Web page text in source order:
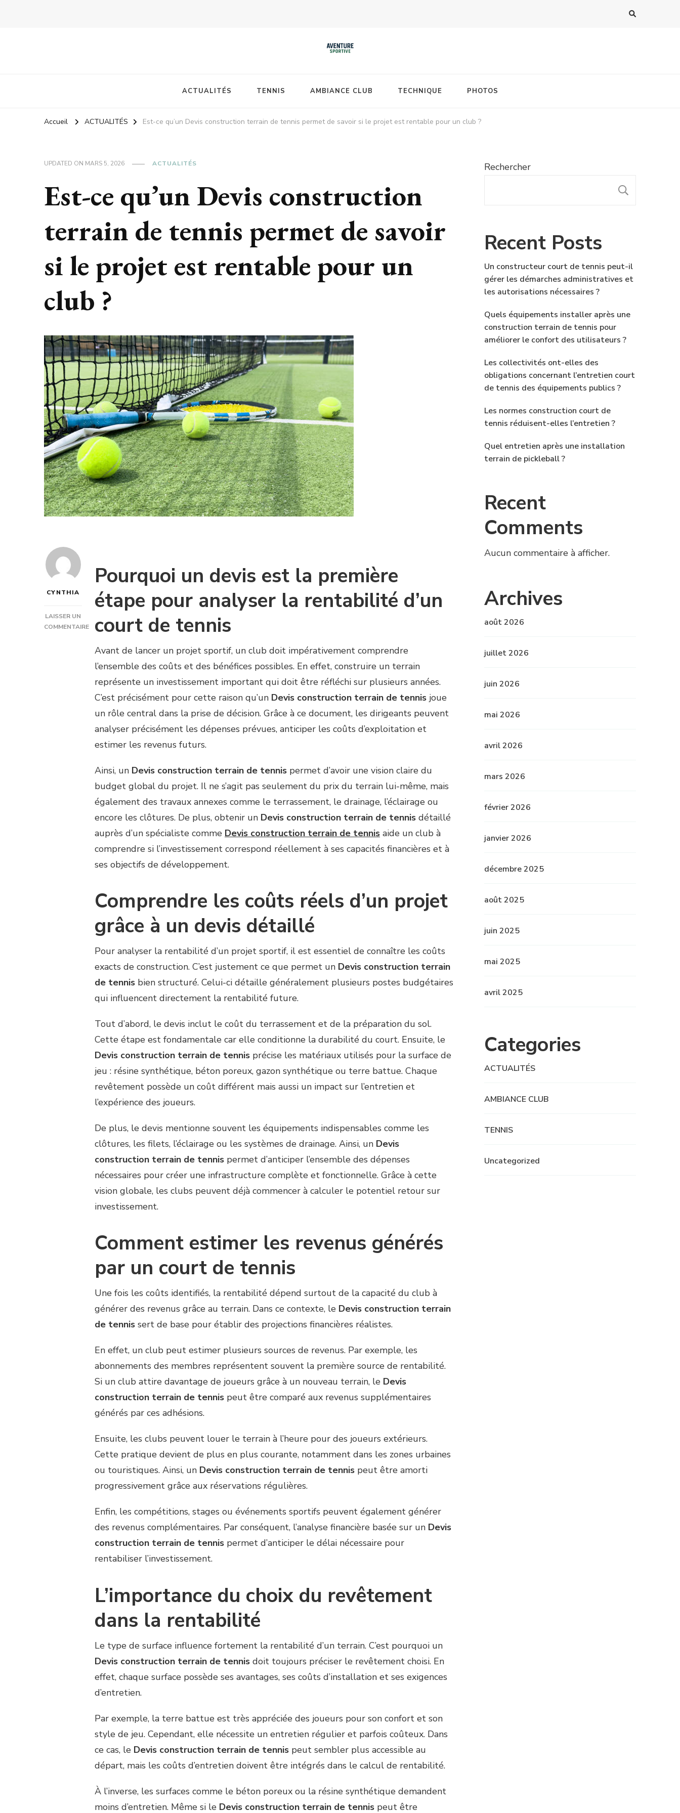
ACTUALITÉS TENNIS AMBIANCE CLUB TECHNIQUE PHOTOS
Accueil ACTUALITÉS Est-ce qu’un Devis construction terrain de tennis permet de savoir si le projet est rentable pour un club ?
UPDATED ON MARS 5, 2026 ACTUALITÉS
Est-ce qu’un Devis construction
terrain de tennis permet de savoir
si le projet est rentable pour un
club ?
CYNTHIA
LAISSER UN
COMMENTAIRE
Pourquoi un devis est la première
étape pour analyser la rentabilité d’un
court de tennis
Avant de lancer un projet sportif, un club doit impérativement comprendre
l’ensemble des coûts et des bénéfices possibles. En effet, construire un terrain
représente un investissement important qui doit être réfléchi sur plusieurs années.
C’est précisément pour cette raison qu’un Devis construction terrain de tennis joue
un rôle central dans la prise de décision. Grâce à ce document, les dirigeants peuvent
analyser précisément les dépenses prévues, anticiper les coûts d’exploitation et
estimer les revenus futurs.
Ainsi, un Devis construction terrain de tennis permet d’avoir une vision claire du
budget global du projet. Il ne s’agit pas seulement du prix du terrain lui-même, mais
également des travaux annexes comme le terrassement, le drainage, l’éclairage ou
encore les clôtures. De plus, obtenir un Devis construction terrain de tennis détaillé
auprès d’un spécialiste comme Devis construction terrain de tennis aide un club à
comprendre si l’investissement correspond réellement à ses capacités financières et à
ses objectifs de développement.
Comprendre les coûts réels d’un projet
grâce à un devis détaillé
Pour analyser la rentabilité d’un projet sportif, il est essentiel de connaître les coûts
exacts de construction. C’est justement ce que permet un Devis construction terrain
de tennis bien structuré. Celui-ci détaille généralement plusieurs postes budgétaires
qui influencent directement la rentabilité future.
Tout d’abord, le devis inclut le coût du terrassement et de la préparation du sol.
Cette étape est fondamentale car elle conditionne la durabilité du court. Ensuite, le
Devis construction terrain de tennis précise les matériaux utilisés pour la surface de
jeu : résine synthétique, béton poreux, gazon synthétique ou terre battue. Chaque
revêtement possède un coût différent mais aussi un impact sur l’entretien et
l’expérience des joueurs.
De plus, le devis mentionne souvent les équipements indispensables comme les
clôtures, les filets, l’éclairage ou les systèmes de drainage. Ainsi, un Devis
construction terrain de tennis permet d’anticiper l’ensemble des dépenses
nécessaires pour créer une infrastructure complète et fonctionnelle. Grâce à cette
vision globale, les clubs peuvent déjà commencer à calculer le potentiel retour sur
investissement.
Comment estimer les revenus générés
par un court de tennis
Une fois les coûts identifiés, la rentabilité dépend surtout de la capacité du club à
générer des revenus grâce au terrain. Dans ce contexte, le Devis construction terrain
de tennis sert de base pour établir des projections financières réalistes.
En effet, un club peut estimer plusieurs sources de revenus. Par exemple, les
abonnements des membres représentent souvent la première source de rentabilité.
Si un club attire davantage de joueurs grâce à un nouveau terrain, le Devis
construction terrain de tennis peut être comparé aux revenus supplémentaires
générés par ces adhésions.
Ensuite, les clubs peuvent louer le terrain à l’heure pour des joueurs extérieurs.
Cette pratique devient de plus en plus courante, notamment dans les zones urbaines
ou touristiques. Ainsi, un Devis construction terrain de tennis peut être amorti
progressivement grâce aux réservations régulières.
Enfin, les compétitions, stages ou événements sportifs peuvent également générer
des revenus complémentaires. Par conséquent, l’analyse financière basée sur un Devis
construction terrain de tennis permet d’anticiper le délai nécessaire pour
rentabiliser l’investissement.
L’importance du choix du revêtement
dans la rentabilité
Le type de surface influence fortement la rentabilité d’un terrain. C’est pourquoi un
Devis construction terrain de tennis doit toujours préciser le revêtement choisi. En
effet, chaque surface possède ses avantages, ses coûts d’installation et ses exigences
d’entretien.
Par exemple, la terre battue est très appréciée des joueurs pour son confort et son
style de jeu. Cependant, elle nécessite un entretien régulier et parfois coûteux. Dans
ce cas, le Devis construction terrain de tennis peut sembler plus accessible au
départ, mais les coûts d’entretien doivent être intégrés dans le calcul de rentabilité.
À l’inverse, les surfaces comme le béton poreux ou la résine synthétique demandent
moins d’entretien. Même si le Devis construction terrain de tennis peut être
Rechercher
Recent Posts
Un constructeur court de tennis peut-il
gérer les démarches administratives et
les autorisations nécessaires ?
Quels équipements installer après une
construction terrain de tennis pour
améliorer le confort des utilisateurs ?
Les collectivités ont-elles des
obligations concernant l’entretien court
de tennis des équipements publics ?
Les normes construction court de
tennis réduisent-elles l’entretien ?
Quel entretien après une installation
terrain de pickleball ?
Recent
Comments
Aucun commentaire à afficher.
Archives
août 2026
juillet 2026
juin 2026
mai 2026
avril 2026
mars 2026
février 2026
janvier 2026
décembre 2025
août 2025
juin 2025
mai 2025
avril 2025
Categories
ACTUALITÉS
AMBIANCE CLUB
TENNIS
Uncategorized